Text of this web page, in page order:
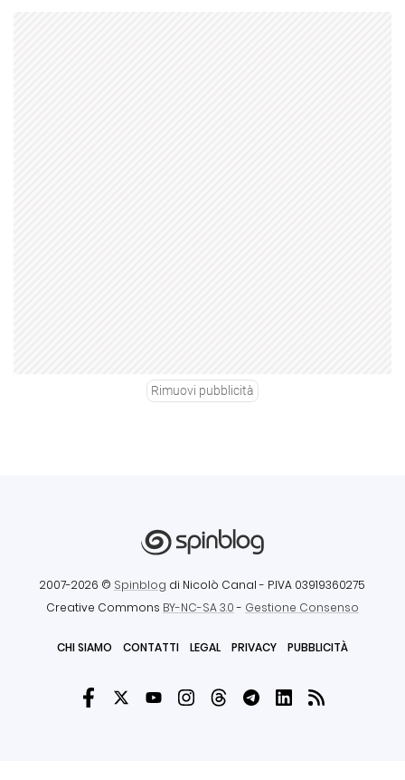
Rimuovi pubblicità
2007-2026 © Spinblog di Nicolò Canal - P.IVA 03919360275
Creative Commons BY-NC-SA 3.0- Gestione Consenso
CHI SIAMO CONTATTI LEGAL PRIVACY PUBBLICITÀ